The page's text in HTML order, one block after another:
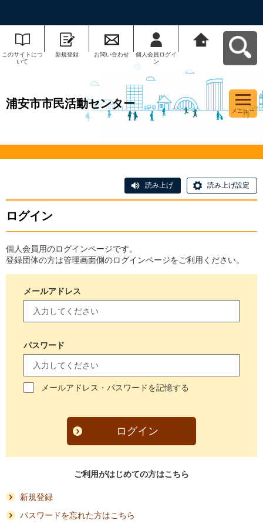
このサイトにつ
いて
新規登録 お問い合わせ
個人会員ログイ
ン
浦安市市民活動センター
メニュー
読み上げ 読み上げ設定
ログイン
個人会員用のログインページです。
登録団体の方は管理画面側のログインページをご利用ください。
メールアドレス
パスワード
メールアドレス・パスワードを記憶する
ログイン
ご利用がはじめての方はこちら
新規登録
パスワードを忘れた方はこちら